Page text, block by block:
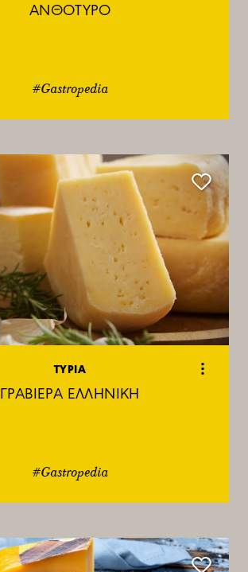
ΑΝΘΟΤΥΡΟ
#Gastropedia
ΤΥΡΙΑ
ΓΡΑΒΙΕΡΑ ΕΛΛΗΝΙΚΗ
#Gastropedia